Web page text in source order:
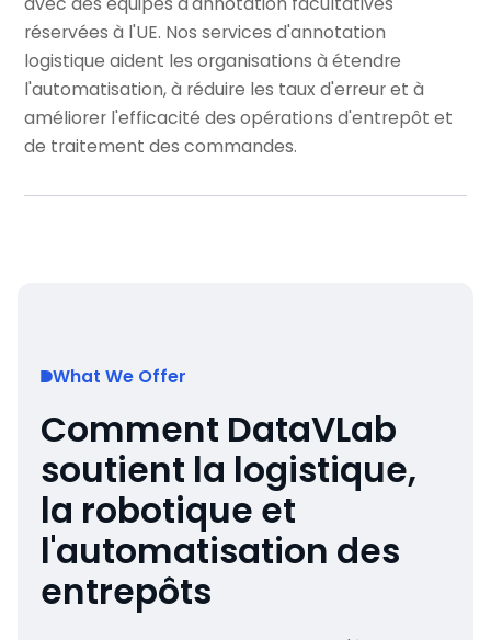
réservées à l'UE. Nos services d'annotation
logistique aident les organisations à étendre
l'automatisation, à réduire les taux d'erreur et à
améliorer l'efficacité des opérations d'entrepôt et
de traitement des commandes.
What We Offer
Comment DataVLab
soutient la logistique,
la robotique et
l'automatisation des
entrepôts